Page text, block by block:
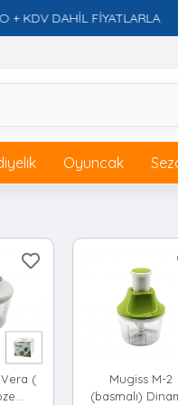
DAHİL FİYATLARLA
Oyuncak
Vera (
Mugiss M-2
(basmalı)